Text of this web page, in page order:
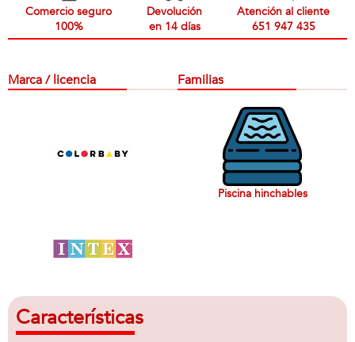
Comercio seguro
100%
Devolución
en 14 días
Atención al cliente
651 947 435
Marca / licencia Familias
Piscina hinchables
Características